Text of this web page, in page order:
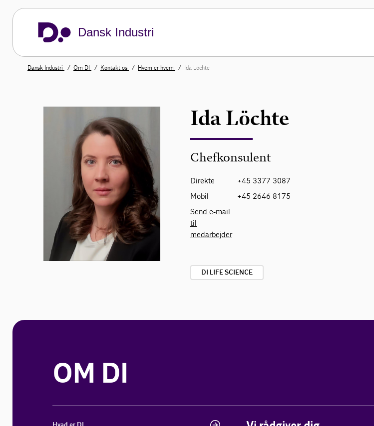
Dansk Industri
Dansk Industri Om DI Kontakt os Hvem er hvem Ida Löchte
Ida Löchte
Chefkonsulent
Direkte
+45 3377 3087
Mobil
+45 2646 8175
Send e-mail
til
medarbejder
DI LIFE SCIENCE
OM DI